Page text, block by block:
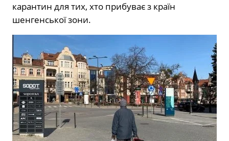
карантин для тих, хто прибуває з країн
шенгенської зони.